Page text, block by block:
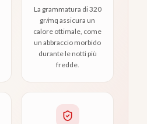
La grammatura di 320
gr/mq assicura un
calore ottimale, come
un abbraccio morbido
durante le notti più
fredde.